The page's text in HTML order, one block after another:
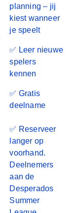
planning – jij
kiest wanneer
je speelt
✅ Leer nieuwe
spelers
kennen
✅ Gratis
deelname
✅ Reserveer
langer op
voorhand.
Deelnemers
aan de
Desperados
Summer